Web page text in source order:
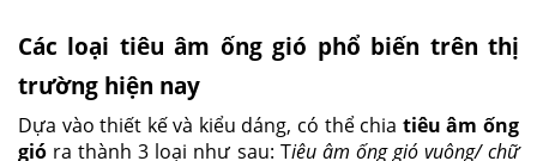
Các loại tiêu âm ống gió phổ biến trên thị
trường hiện nay
Dựa vào thiết kế và kiểu dáng, có thể chia tiêu âm ống
gió ra thành 3 loại như sau: Tiêu âm ống gió vuông/ chữ